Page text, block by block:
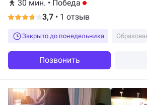
30 мин. • Победа
3,7 • 1 отзыв
Закрыто до понедельника
Позвонить